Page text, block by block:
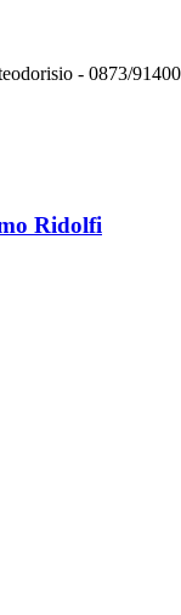
- 0873/
Ridolfi